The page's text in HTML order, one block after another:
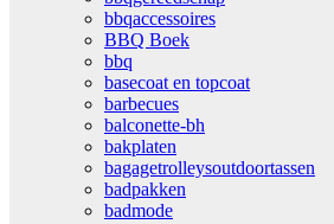
bbqaccessoires
BBQ Boek
bbq
basecoat en topcoat
barbecues
balconette-bh
bakplaten
bagagetrolleysoutdoortassen
badpakken
badmode